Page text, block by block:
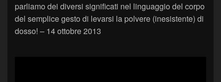
parliamo dei diversi significati nel linguaggio del corpo
del semplice gesto di levarsi la polvere (inesistente) di
dosso! – 14 ottobre 2013